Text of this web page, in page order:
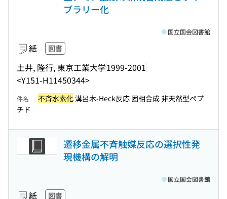
ブラリー化
紙 図書
土井, 隆行, 東京工業大学1999-2001
<Y151-H11450344>
国立国会図書館
件名 不斉水素化溝呂木-Heck反応 固相合成 非天然型ペプ
チド
遷移金属不斉触媒反応の選択性発
現機構の解明
紙 図書
国立国会図書館